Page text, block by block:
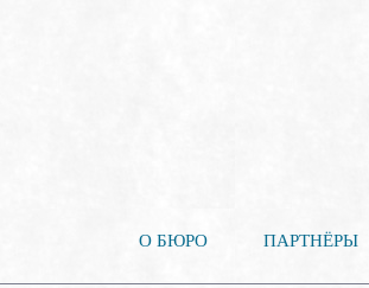
О БЮРО ПАРТНЁРЫ